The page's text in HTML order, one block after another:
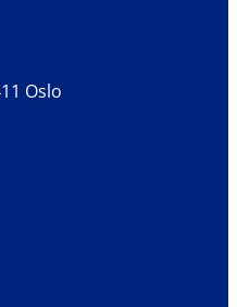
Oslo